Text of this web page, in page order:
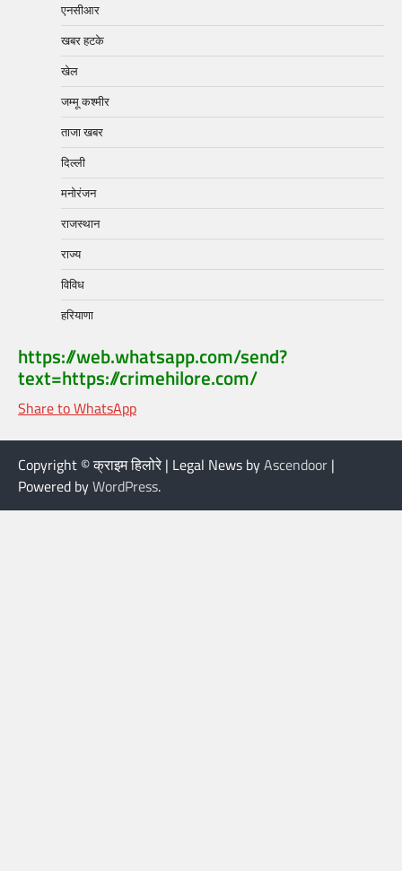
एनसीआर
खबर हटके
खेल
जम्मू कश्मीर
ताजा खबर
दिल्ली
मनोरंजन
राजस्थान
राज्य
विविध
हरियाणा
https://web.whatsapp.com/send?
text=https://crimehilore.com/
Share to WhatsApp
Copyright © क्राइम हिलोरे | Legal News byAscendoor |
Powered byWordPress.